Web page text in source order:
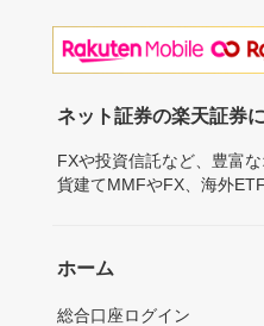
ネット証券の楽天証券
FXや投資信託など、豊富
貨建てMMFやFX、海外
ホーム
総合口座ログイン